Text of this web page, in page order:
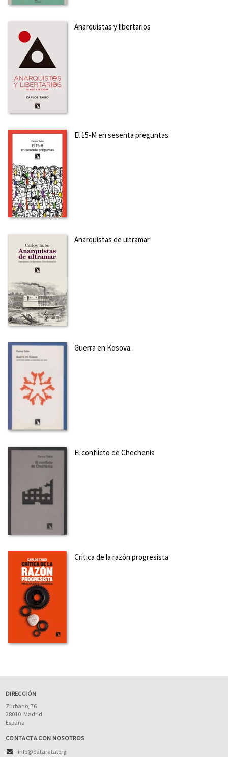
Anarquistas y libertarios
El 15-M en sesenta preguntas
Anarquistas de ultramar
Guerra en Kosova.
El conflicto de Chechenia
Crítica de la razón progresista
DIRECCIÓN
Zurbano, 76
28010 Madrid
España
CONTACTA CON NOSOTROS
info@catarata.org